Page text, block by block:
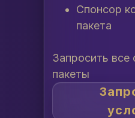
Спонсор
пакета
Запросить все
пакеты